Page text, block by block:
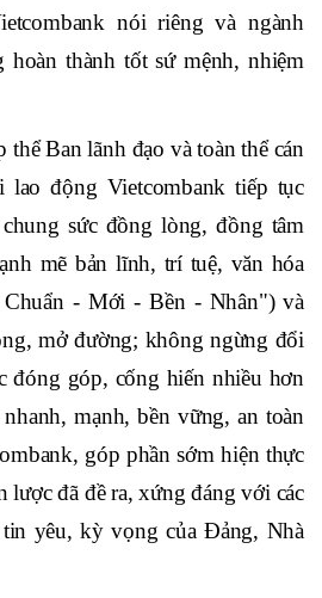
tranh; duy trì, củng cố vị thế là
Nam và từng bước vững chắc
giới. Chính phủ và các cấp,
luôn đồng hành, hỗ trợ, tạo
nói riêng và ngành
hoàn thành tốt sứ mệnh, nhiệm
thể Ban lãnh đạo và toàn thể cán
lao động Vietcombank tiếp tục
sức đồng lòng, đồng tâm
mẽ bản lĩnh, trí tuệ, văn hóa
- Mới - Bền - Nhân") và
mở đường; không ngừng đổi
đóng góp, cống hiến nhiều hơn
mạnh, bền vững, an toàn